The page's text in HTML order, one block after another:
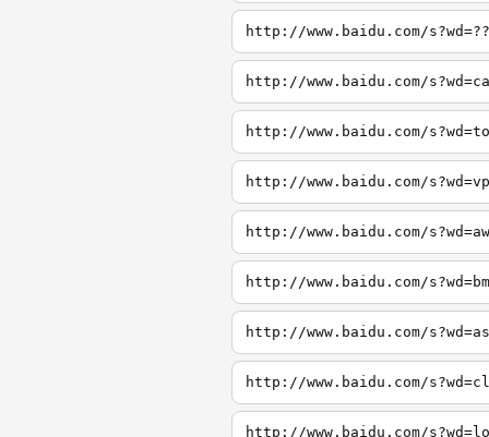
http://www.baidu.com/
http://www.baidu.com/
http://www.baidu.com/
http://www.baidu.com/
http://www.baidu.com/
http://www.baidu.com/
http://www.baidu.com/
http://www.baidu.com/
http://www.baidu.com/